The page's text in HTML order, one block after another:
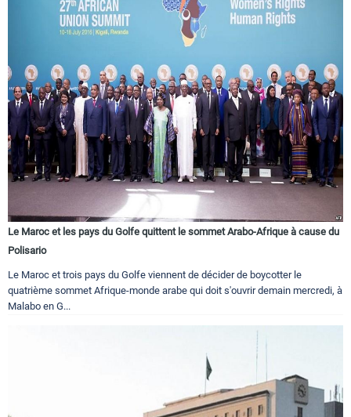
Le Maroc et les pays du Golfe quittent le sommet Arabo-Afrique à cause du
Polisario
Le Maroc et trois pays du Golfe viennent de décider de boycotter le
quatrième sommet Afrique-monde arabe qui doit s'ouvrir demain mercredi, à
Malabo en G...